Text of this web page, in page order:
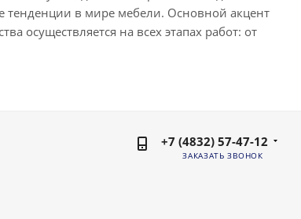
тенденции в мире мебели. Основной акцент
осуществляется на всех этапах работ: от
+7 (4832) 57-47-12
ЗАКАЗАТЬ ЗВОНОК